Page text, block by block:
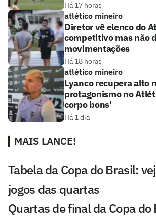
Há 17 horas
atlético mineiro
Diretor vê elenco do
competitivo mas não
movimentações
Há 18 horas
atlético mineiro
Lyanco recupera alto
protagonismo no
corpo bons'
Há 1 dia
MAIS LANCE!
Tabela da Copa do Brasil:
jogos das quartas
Quartas de final da Copa do